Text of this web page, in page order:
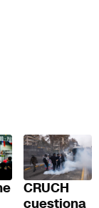
CRUCH
cuestiona